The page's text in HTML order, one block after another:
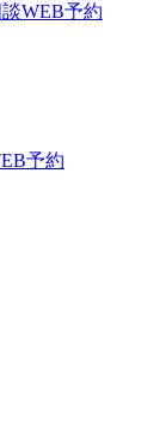
WEB予約
予約